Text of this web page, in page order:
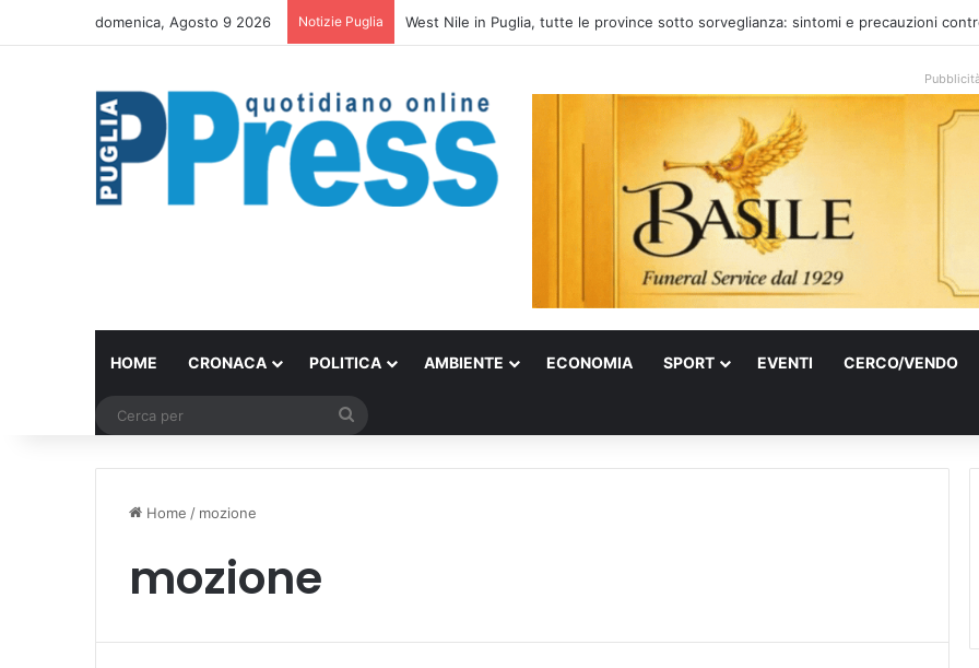
domenica, Agosto 9 2026 Notizie Puglia La ragazza del mare: la voce di Taranto che incontra l’indie pop e racconta rinascite
HOME CRONACA POLITICA AMBIENTE ECONOMIA SPORT EVENTI CERCO/VENDO
Home / mozione
mozione